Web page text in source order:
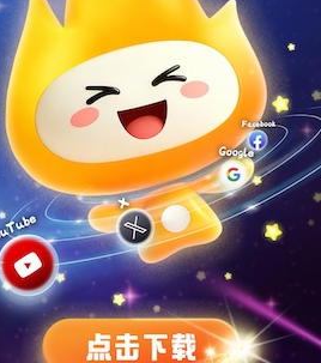
反对[0]
度器 外网网址导航
软件中心
永久免费版
一元机场. com
飞象加速器
旋风加速下载
旋风加速下载
免费版下载 一元机场. com